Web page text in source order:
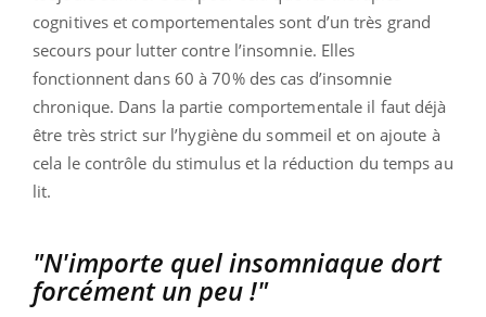
cognitives et comportementales sont d’un très grand
secours pour lutter contre l’insomnie. Elles
fonctionnent dans 60 à 70% des cas d’insomnie
chronique. Dans la partie comportementale il faut déjà
être très strict sur l’hygiène du sommeil et on ajoute à
cela le contrôle du stimulus et la réduction du temps au
lit.
"N'importe quel insomniaque dort
forcément un peu !"